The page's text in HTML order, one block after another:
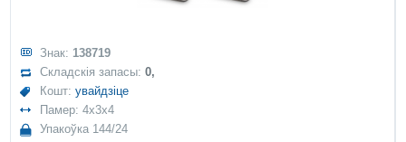
Знак: 138719
Складскія запасы:0,
Кошт:увайдзіце
Памер: 4x3x4
Упакоўка 144/24